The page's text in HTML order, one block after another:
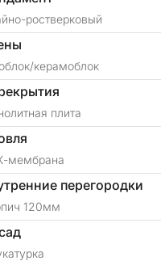
ростверковый
керамоблок
плита
мембрана
перегородки
120мм